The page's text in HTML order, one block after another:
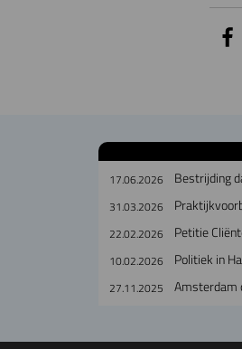
17.06.2026 Bestrijding
31.03.2026
22.02.2026 Petitie
10.02.2026 Politiek in
27.11.2025 Amsterdam